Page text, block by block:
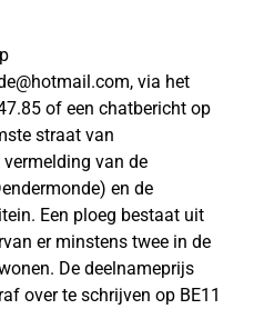
via het
of een chatbericht op
straat van
vermelding van de
en de
Een ploeg bestaat uit
er minstens twee in de
De deelnameprijs
over te schrijven op BE11